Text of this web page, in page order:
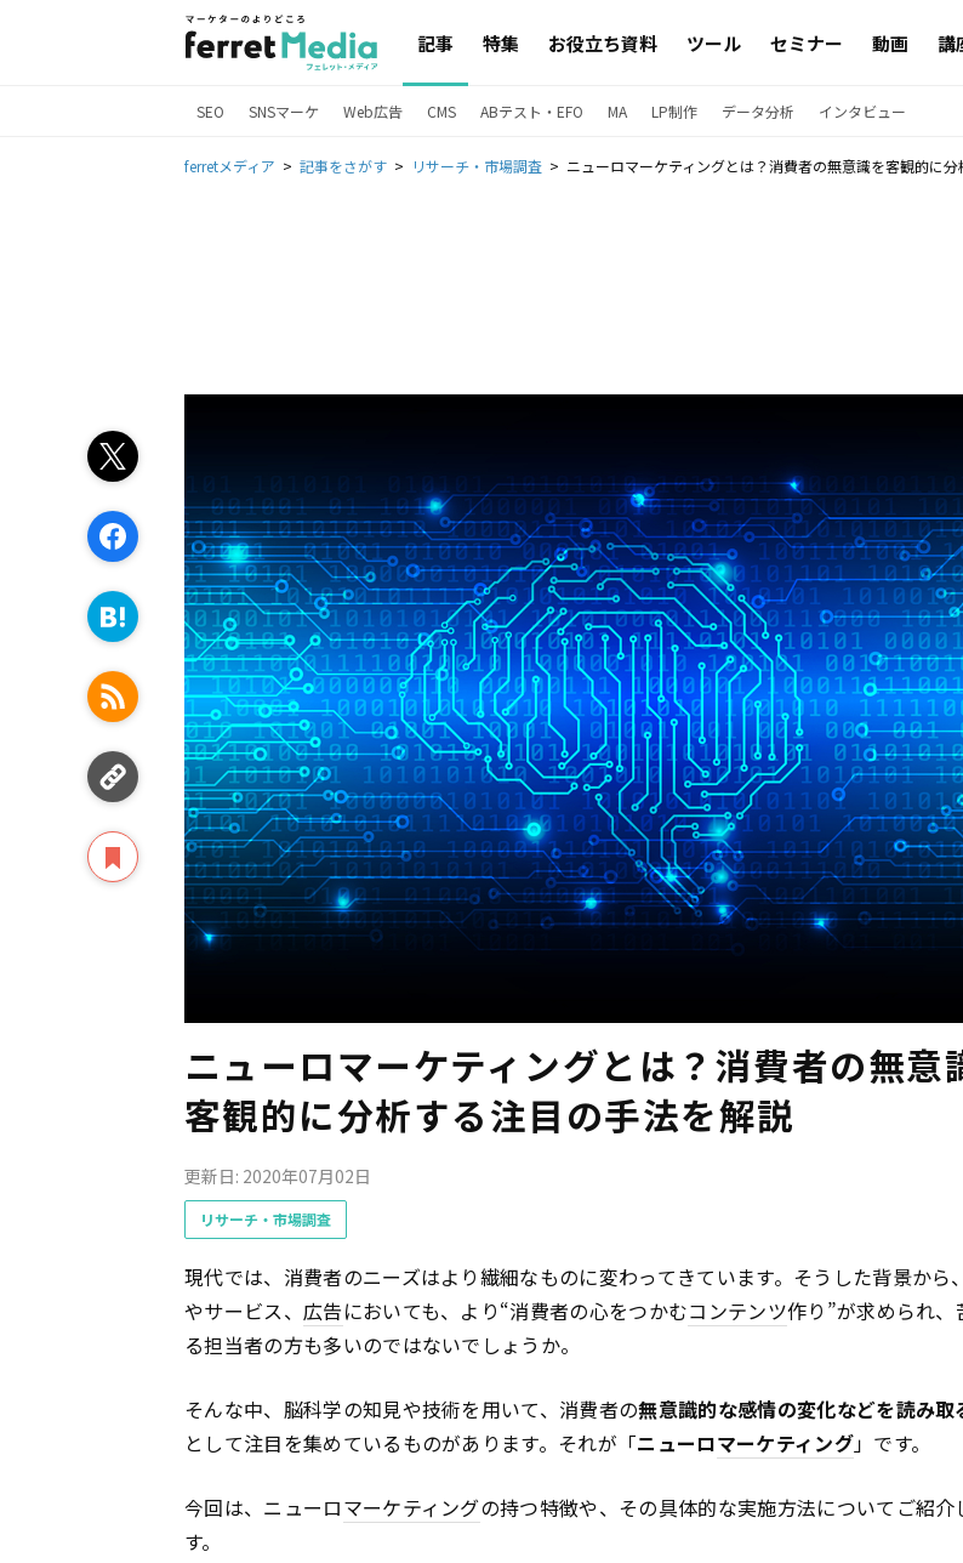
記事 特集 お役立ち資料 ツール セミナー 動画 講
SEO SNSマーケ Web広告 CMS ABテスト・EFO MA LP制作 データ分析 インタビュー
ferretメディア 記事をさがす リサーチ・市場調査 ニューロマーケティングとは？消費者の無意識を客観的に
ニューロマーケティングとは？消費者の無意
客観的に分析する注目の手法を解説
更新日: 2020年07月02日
リサーチ・市場調査
現代では、消費者のニーズはより繊細なものに変わってきています。そうした背景から
やサービス、 広告においても、より“消費者の心をつかむコンテンツ作り”が求められ、
る担当者の方も多いのではないでしょうか。
そんな中、脳科学の知見や技術を用いて、消費者の無意識的な感情の変化などを読み取
として注目を集めているものがあります。それが「ニューロマーケティング」です。
今回は、ニューロマーケティングの持つ特徴や、その具体的な実施方法についてご紹介
す。